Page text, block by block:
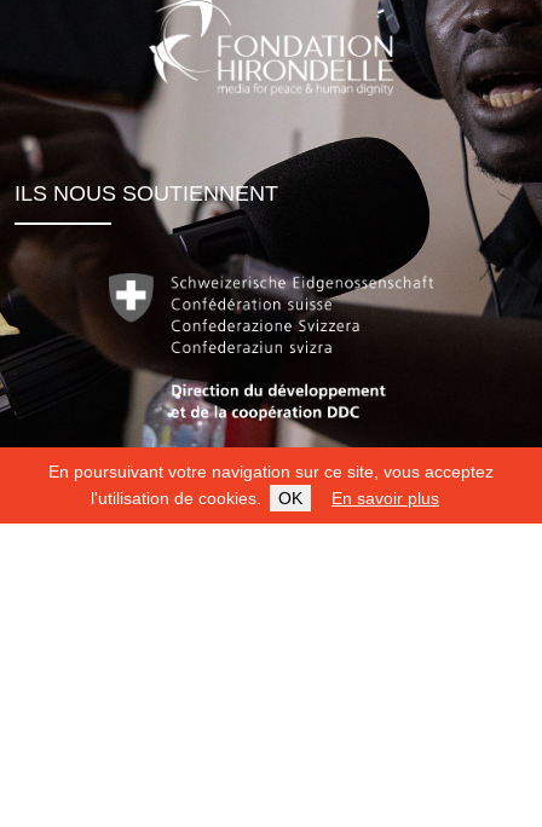
En poursuivant votre navigation sur ce site, vous acceptez
l'utilisation de cookies.
OK En savoir plus
ILS NOUS SOUTIENNENT